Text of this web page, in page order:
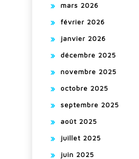
mars 2026
février 2026
janvier 2026
décembre 2025
novembre 2025
octobre 2025
septembre 2025
août 2025
juillet 2025
juin 2025